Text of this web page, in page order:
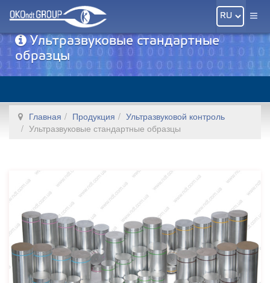
Ультразвуковые стандартные
образцы
Главная Продукция
Ультразвуковой контроль
Ультразвуковые стандартные образцы